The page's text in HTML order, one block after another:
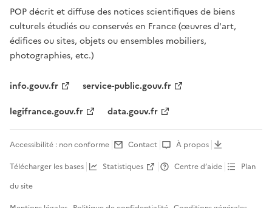
POP décrit et diffuse des notices scientifiques de biens
culturels étudiés ou conservés en France (œuvres d'art,
édifices ou sites, objets ou ensembles mobiliers,
photographies, etc.)
info.gouv.fr
service-public.gouv.fr
legifrance.gouv.fr
data.gouv.fr
Accessibilité : non conforme Contact
À propos
Télécharger les bases
Statistiques Centre d’aide
Plan
du site